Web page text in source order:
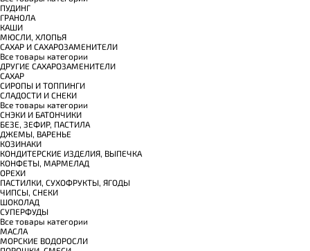
ПУДИНГ
ГРАНОЛА
КАШИ
МЮСЛИ, ХЛОПЬЯ
САХАР И САХАРОЗАМЕНИТЕЛИ
Все товары категории
ДРУГИЕ САХАРОЗАМЕНИТЕЛИ
САХАР
СИРОПЫ И ТОППИНГИ
СЛАДОСТИ И СНЕКИ
Все товары категории
СНЭКИ И БАТОНЧИКИ
БЕЗЕ, ЗЕФИР, ПАСТИЛА
ДЖЕМЫ, ВАРЕНЬЕ
КОЗИНАКИ
КОНДИТЕРСКИЕ ИЗДЕЛИЯ, ВЫПЕЧКА
КОНФЕТЫ, МАРМЕЛАД
ОРЕХИ
ПАСТИЛКИ, СУХОФРУКТЫ, ЯГОДЫ
ЧИПСЫ, СНЕКИ
ШОКОЛАД
СУПЕРФУДЫ
Все товары категории
МАСЛА
МОРСКИЕ ВОДОРОСЛИ